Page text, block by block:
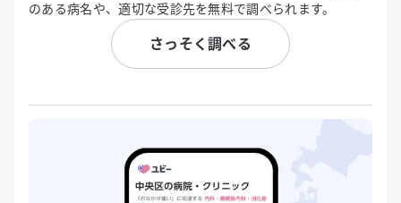
のある病名や、適切な受診先を無料で調べられます。
さっそく調べる